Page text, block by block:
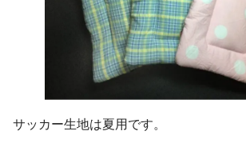
サッカー生地は夏用です。